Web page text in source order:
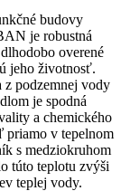
budovy
je robustná
overené
jeho životnosť.
z podzemnej vody
je spodná
a chemického
priamo v tepelnom
s medziokruhom
túto teplotu zvýši
teplej vody.